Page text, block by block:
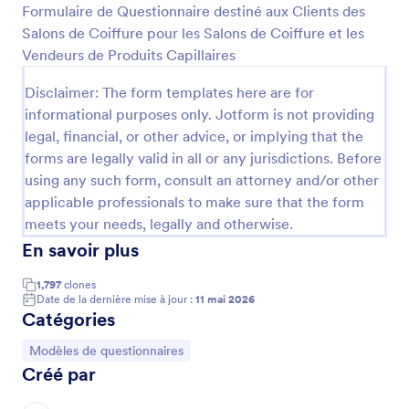
Formulaire de Questionnaire destiné aux Clients des
Salons de Coiffure pour les Salons de Coiffure et les
Vendeurs de Produits Capillaires
Disclaimer: The form templates here are for
informational purposes only. Jotform is not providing
legal, financial, or other advice, or implying that the
forms are legally valid in all or any jurisdictions. Before
using any such form, consult an attorney and/or other
applicable professionals to make sure that the form
meets your needs, legally and otherwise.
En savoir plus
1,797 clones
Date de la dernière mise à jour : 11 mai 2026
Catégories
Accéder à la catégorie :
Modèles de questionnaires
Créé par
Prévisualiser